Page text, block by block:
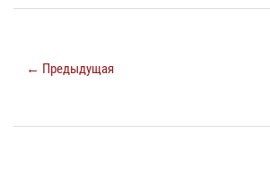
← Предыдущая